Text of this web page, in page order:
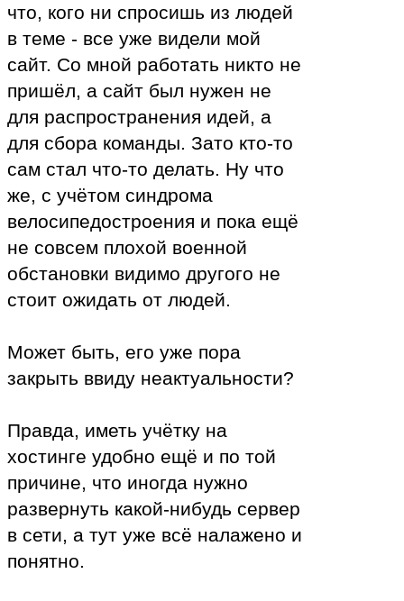
что, кого ни спросишь из людей
в теме - все уже видели мой
сайт. Со мной работать никто не
пришёл, а сайт был нужен не
для распространения идей, а
для сбора команды. Зато кто-то
сам стал что-то делать. Ну что
же, с учётом синдрома
велосипедостроения и пока ещё
не совсем плохой военной
обстановки видимо другого не
стоит ожидать от людей.
Может быть, его уже пора
закрыть ввиду неактуальности?
Правда, иметь учётку на
хостинге удобно ещё и по той
причине, что иногда нужно
развернуть какой-нибудь сервер
в сети, а тут уже всё налажено и
понятно.